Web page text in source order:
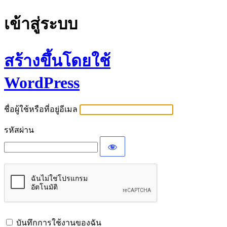
เข้าสู่ระบบ
สร้างขึ้นโดยใช้
WordPress
ชื่อผู้ใช้หรือที่อยู่อีเมล
รหัสผ่าน
บันทึกการใช้งานของฉัน